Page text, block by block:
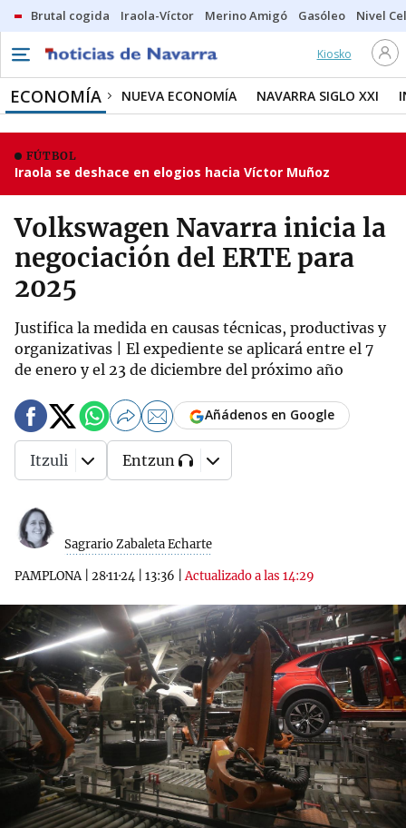
Brutal cogida Iraola-Víctor Merino Amigó Gasóleo Nivel
Kiosko
ECONOMÍA NUEVA ECONOMÍA NAVARRA SIGLO XXI
FÚTBOL
Iraola se deshace en elogios hacia Víctor Muñoz
Volkswagen Navarra inicia la
negociación del ERTE para
2025
Justifica la medida en causas técnicas, productivas y
organizativas | El expediente se aplicará entre el 7
de enero y el 23 de diciembre del próximo año
Sagrario Zabaleta Echarte
PAMPLONA| 28·11·24 13:36 |Actualizado a las 14:29
Añádenos en Google
Itzuli Entzun